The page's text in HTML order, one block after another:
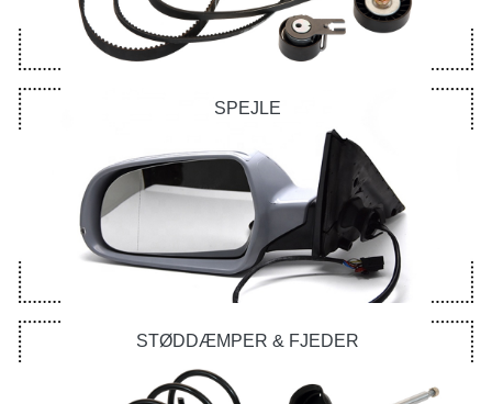
SPEJLE
STØDDÆMPER & FJEDER